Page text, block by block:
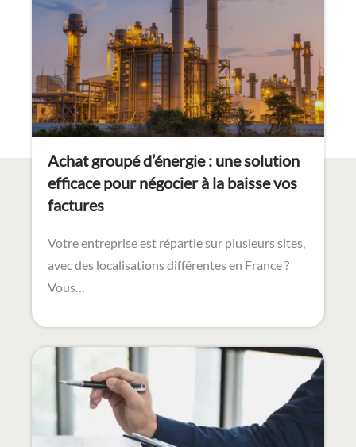
Achat groupé d’énergie : une solution
efficace pour négocier à la baisse vos
factures
Votre entreprise est répartie sur plusieurs sites,
avec des localisations différentes en France ?
Vous…